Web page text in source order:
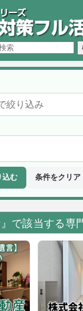
込む 条件をクリア
』で該当する専